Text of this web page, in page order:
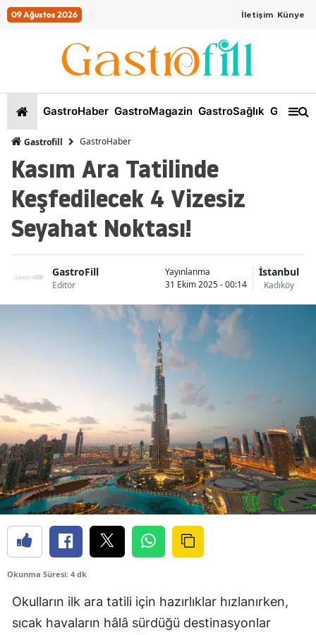
09 Ağustos 2026 İletişim Künye
GastroHaber GastroMagazin GastroSağlık
Gastrofill GastroHaber
Kasım Ara Tatilinde
Keşfedilecek 4 Vizesiz
Seyahat Noktası!
GastroFill
Editör
Yayınlanma
31 Ekim 2025 - 00:14
İstanbul
Kadıköy
Okunma Süresi: 4 dk
Okulların ilk ara tatili için hazırlıklar hızlanırken,
sıcak havaların hâlâ sürdüğü destinasyonlar